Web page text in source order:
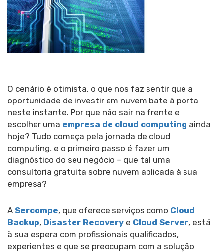
O cenário é otimista, o que nos faz sentir que a
oportunidade de investir em nuvem bate à porta
neste instante. Por que não sair na frente e
escolher uma empresa de cloud computing ainda
hoje? Tudo começa pela jornada de cloud
computing, e o primeiro passo é fazer um
diagnóstico do seu negócio – que tal uma
consultoria gratuita sobre nuvem aplicada à sua
empresa?
A Sercompe, que oferece serviços como Cloud
Backup, Disaster Recovery e Cloud Server, está
à sua espera com profissionais qualificados,
experientes e que se preocupam com a solução